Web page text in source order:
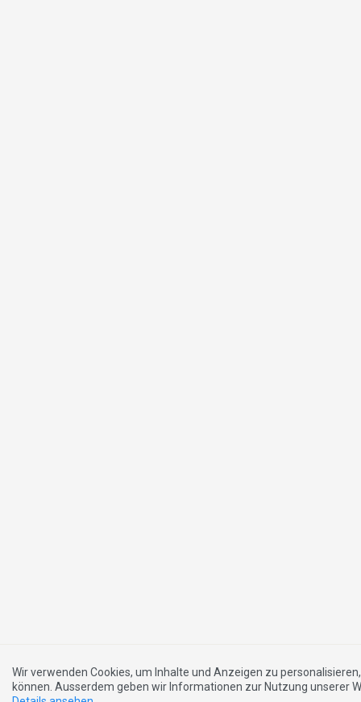
Wir verwenden Cookies, um Inhalte und Anzeigen zu
können. Ausserdem geben wir Informationen zur Nutzung unserer